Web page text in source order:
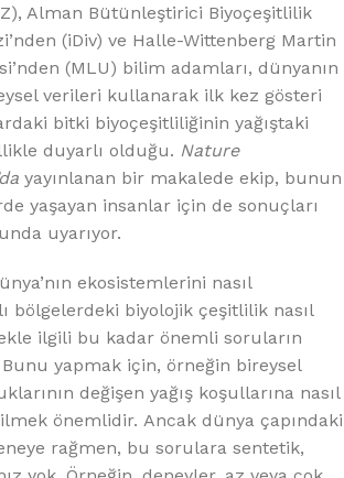
Alman Bütünleştirici Biyoçeşitlilik
(iDiv) ve Halle-Wittenberg Martin
(MLU) bilim adamları, dünyanın
verileri kullanarak ilk kez gösteri
bitki biyoçeşitliliğinin yağıştaki
duyarlı olduğu. Nature
yayınlanan bir makalede ekip, bunun
yaşayan insanlar için de sonuçları
uyarıyor.
ekosistemlerini nasıl
bölgelerdeki biyolojik çeşitlilik nasıl
ilgili bu kadar önemli soruların
Bunu yapmak için, örneğin bireysel
değişen yağış koşullarına nasıl
önemlidir. Ancak dünya çapındaki
rağmen, bu sorulara sentetik,